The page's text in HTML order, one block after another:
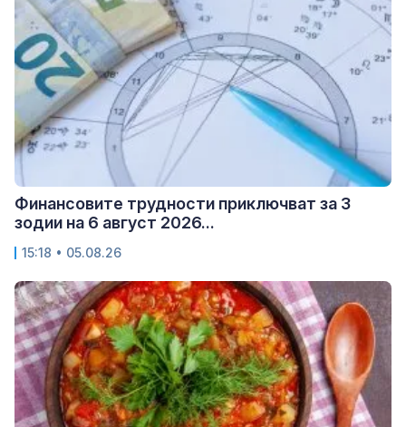
Финансовите трудности приключват за 3
зодии на 6 август 2026...
15:18 • 05.08.26